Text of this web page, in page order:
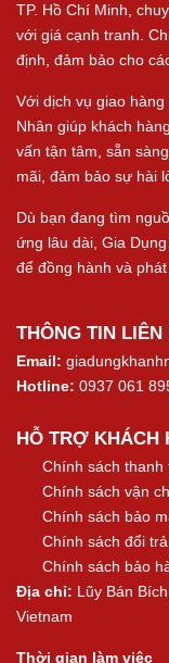
TP. Hồ Chí Minh,
với giá cạnh tranh.
định, đảm bảo cho
Với dịch vụ giao
Nhân giúp khách
vấn tận tâm, sẵn
mãi, đảm bảo sự hài
Dù bạn đang tìm
ứng lâu dài, Gia
để đồng hành và
THÔNG TIN LIÊN
Email:
Hotline: 0937 061
HỖ TRỢ KHÁCH
Chính sách thanh
Chính sách vận
Chính sách bảo
Chính sách đổi trả
Chính sách bảo
Địa chỉ: Lũy Bán
Vietnam
Thời gian làm việc